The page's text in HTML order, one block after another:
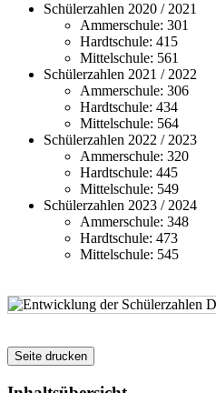
Schülerzahlen 2020 / 2021
Ammerschule: 301
Hardtschule: 415
Mittelschule: 561
Schülerzahlen 2021 / 2022
Ammerschule: 306
Hardtschule: 434
Mittelschule: 564
Schülerzahlen 2022 / 2023
Ammerschule: 320
Hardtschule: 445
Mittelschule: 549
Schülerzahlen 2023 / 2024
Ammerschule: 348
Hardtschule: 473
Mittelschule: 545
Seite drucken